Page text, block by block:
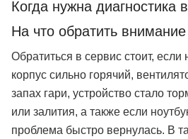
Когда нужна диагностика
На что обратить внимание
Обратиться в сервис стоит, если
корпус сильно горячий,
запах гари, устройство стало
или залития, а также если
проблема быстро вернулась. В